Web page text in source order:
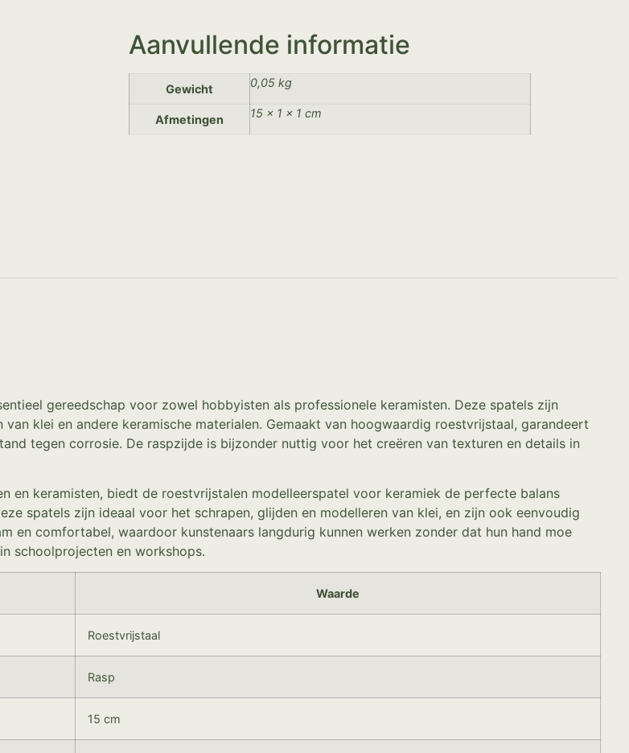
Aanvullende informatie
Gewicht 0,05 kg
Afmetingen 15 × 1 × 1 cm
gereedschap voor zowel hobbyisten als professionele keramisten. Deze spatels zijn
klei en andere keramische materialen. Gemaakt van hoogwaardig roestvrijstaal, garandeert
tegen corrosie. De raspzijde is bijzonder nuttig voor het creëren van texturen en details in
en keramisten, biedt de roestvrijstalen modelleerspatel voor keramiek de perfecte balans
spatels zijn ideaal voor het schrapen, glijden en modelleren van klei, en zijn ook eenvoudig
en comfortabel, waardoor kunstenaars langdurig kunnen werken zonder dat hun hand moe
schoolprojecten en workshops.
Waarde
Roestvrijstaal
Rasp
15 cm